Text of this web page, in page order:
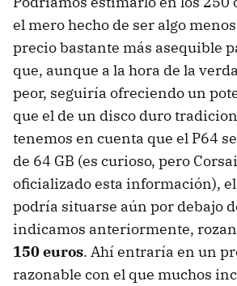
el mero hecho de ser algo
precio bastante más asequible
que, aunque a la hora de la
peor, seguiría ofreciendo un
que el de un disco duro
tenemos en cuenta que el P64
de 64 GB (es curioso, pero
oficializado esta información), el
podría situarse aún por debajo
indicamos anteriormente,
150 euros. Ahí entraría en un
razonable con el que muchos